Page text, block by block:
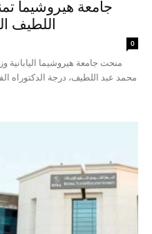
جامعة هيروشيما
اللطيف
0
منحت جامعة هيروشيما اليابانية
محمد عبد اللطيف، درجة الدكتوراه